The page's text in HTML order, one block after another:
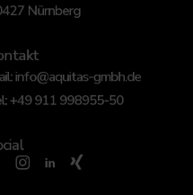
Nürnberg
info@aquitas-gmbh.de
+49 911 998955-50